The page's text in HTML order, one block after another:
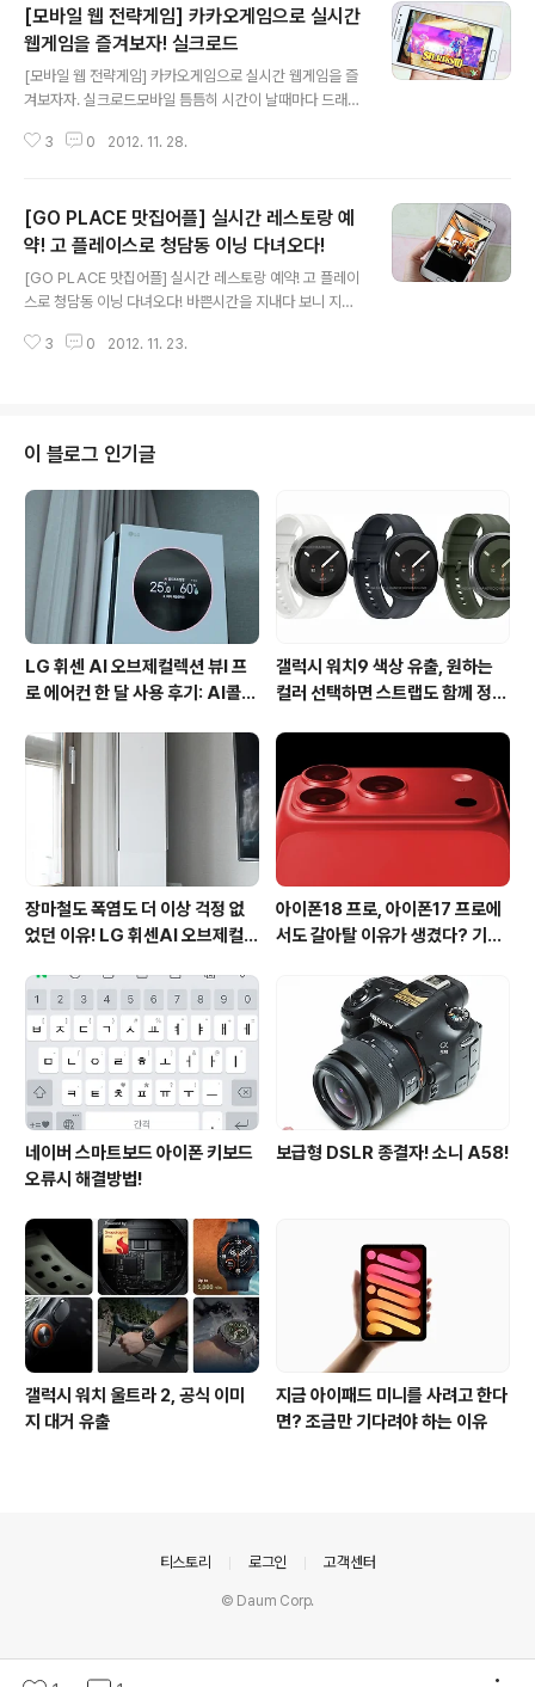
[모바일 웹 전략게임] 카카오게임으로 실시간
웹게임을 즐겨보자! 실크로드
[모바일 웹 전략게임] 카카오게임으로 실시간 웹게임을 즐
겨보자자. 실크로드모바일 틈틈히 시간이 날때마다 드래곤
게임에 눈을 돌리게 되었습니다. 그런데 이때 제 시선을 사
하기만 해도 넥서스7을 준다는 이야기에 시작을 한 게임이
었지만 할수록 그 재미에 푹 빠져들게된 모바일 웹 전략게
임 실크로드입니다. 모바일 웹 전략게임 실크로드는 카카
오톡 게임을 통하거나 안드로이드마켓을 이용해서 검색이
가능합니다. 간단하게 설치버튼을 터치해주면 카카오톡게
임에서 출시하는 최초 모바일 웹 전략게임을 시작할수 있
3 0 2012. 11. 28.
[GO PLACE 맛집어플] 실시간 레스토랑 예
약! 고 플레이스로 청담동 이닝 다녀오다!
[GO PLACE 맛집어플] 실시간 레스토랑 예약! 고 플레이
스로 청담동 이닝 다녀오다! 바쁜시간을 지내다 보니 지인
락을 드리고 맛있는 점심을 먹기로 했습니다. 만나기로 한
레스토랑을 소개하고 예약까지 한번에 할수 있는 맛집어플
Go PLACE를 이용해보았습니다. 음식점을 방문하기전에
맛집을 검색해보보고 평을 확인해보는건 필수조건이 된것
같습니다. 하지만 맛집에 대한 평가가 상이하고, 원하는 부
분들을 접하지 못하는 경우가 많아서 불편을 겪을때가 종
종 있답니다. 메뉴도 궁금하고, 가격, ..
3 0 2012. 11. 23.
이 블로그 인기글
LG 휘센 AI 오브제컬렉션 뷰I 프
로 에어컨 한 달 사용 후기: AI콜드
갤럭시 워치9 색상 유출, 원하는
컬러 선택하면 스트랩도 함께 정해
장마철도 폭염도 더 이상 걱정 없
었던 이유! LG 휘센AI 오브제컬렉
아이폰18 프로, 아이폰17 프로에
서도 갈아탈 이유가 생겼다? 기대
네이버 스마트보드 아이폰 키보드
오류시 해결방법!
보급형 DSLR 종결자! 소니 A58!
갤럭시 워치 울트라 2, 공식 이미
지 대거 유출
지금 아이패드 미니를 사려고 한다
면? 조금만 기다려야 하는 이유
티스토리 로그인 고객센터
© Daum Corp.